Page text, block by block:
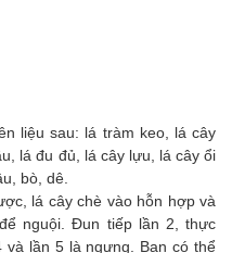
liệu sau: lá tràm keo, lá cây
lá đu đủ, lá cây lựu, lá cây ổi
bò, dê.
lá cây chè vào hỗn hợp và
nguội. Đun tiếp lần 2, thực
lần 5 là ngưng. Bạn có thể